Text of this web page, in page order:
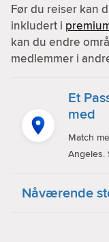
Før du reiser kan
inkludert i
kan du endre
medlemmer i
Et
med
Match
Angeles.
Nåværende